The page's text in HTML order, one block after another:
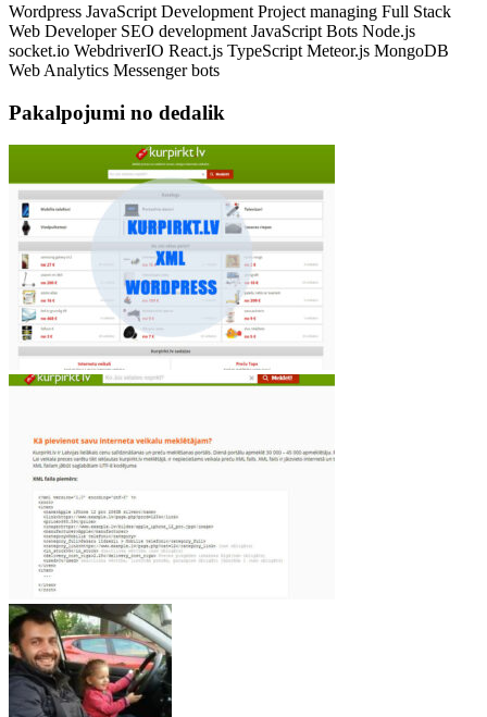
Wordpress JavaScript Development Project managing Full Stack
Web Developer SEO development JavaScript Bots Node.js
socket.io WebdriverIO React.js TypeScript Meteor.js MongoDB
Web Analytics Messenger bots
Pakalpojumi no dedalik